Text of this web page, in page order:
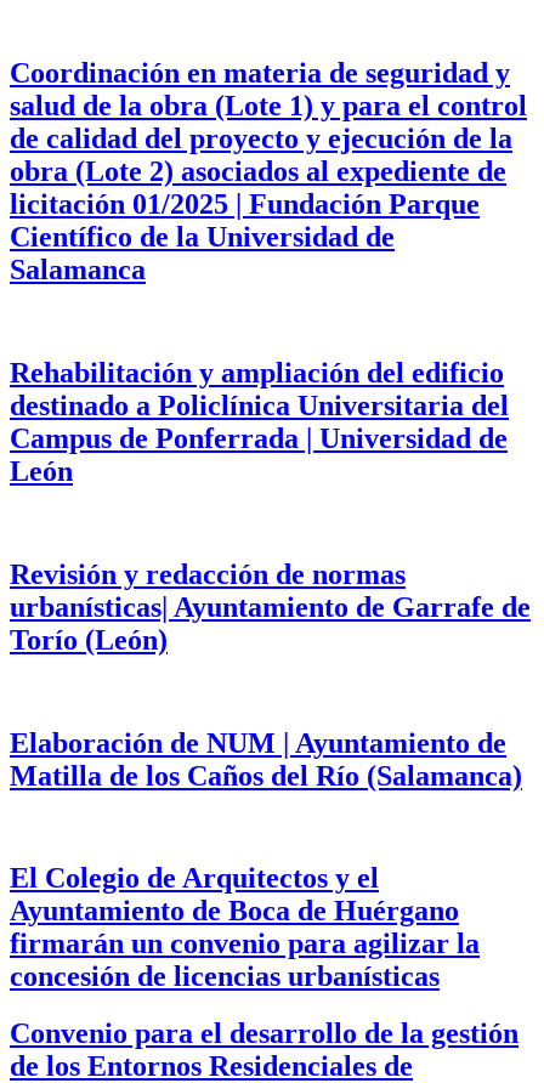
Coordinación en materia de seguridad y
salud de la obra (Lote 1) y para el control
de calidad del proyecto y ejecución de la
obra (Lote 2) asociados al expediente de
licitación 01/2025 | Fundación Parque
Científico de la Universidad de
Salamanca
Rehabilitación y ampliación del edificio
destinado a Policlínica Universitaria del
Campus de Ponferrada | Universidad de
León
Revisión y redacción de normas
urbanísticas| Ayuntamiento de Garrafe de
Torío (León)
Elaboración de NUM | Ayuntamiento de
Matilla de los Caños del Río (Salamanca)
El Colegio de Arquitectos y el
Ayuntamiento de Boca de Huérgano
firmarán un convenio para agilizar la
concesión de licencias urbanísticas
Convenio para el desarrollo de la gestión
de los Entornos Residenciales de